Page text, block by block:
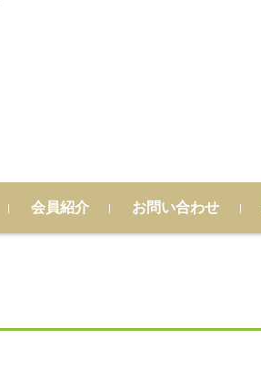
会員紹介 お問い合わせ